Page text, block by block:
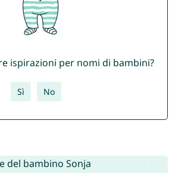
ispirazioni per nomi di bambini?
Sì No